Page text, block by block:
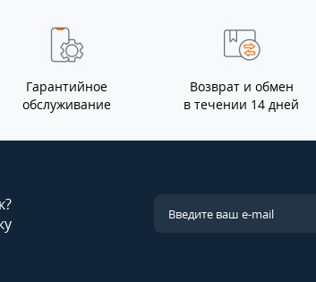
Гарантийное
обслуживание
Возврат и обмен
в течении 14 дней